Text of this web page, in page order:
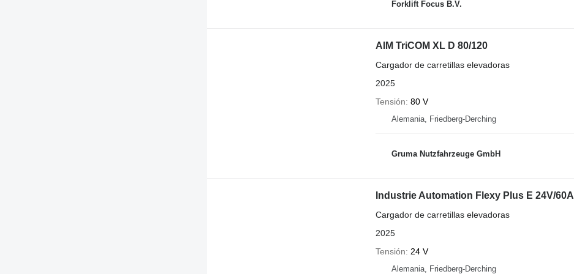
Forklift Focus B.V.
AIM TriCOM XL D 80/120
Cargador de carretillas elevadoras
2025
Tensión 80 V
Alemania, Friedberg-Derching
Gruma Nutzfahrzeuge GmbH
Industrie Automation Flexy Plus E 24V/60A
Cargador de carretillas elevadoras
2025
Tensión
24 V
Alemania, Friedberg-Derching